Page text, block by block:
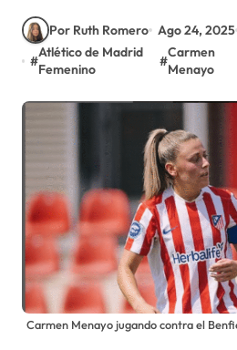
Por Ruth Romero Ago 24, 2025
#
Atlético de Madrid
Femenino
#
Carmen
Menayo
Carmen Menayo jugando contra el